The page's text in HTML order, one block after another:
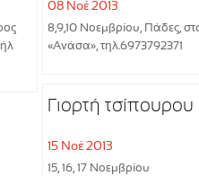
08 Νοέ 2013
8,9,10 Νοεμβρίου, Πάδες,
«Ανάσα», τηλ.6973792371
Γιορτή τσίπουρου
15 Νοέ 2013
15, 16, 17 Νοεμβρίου